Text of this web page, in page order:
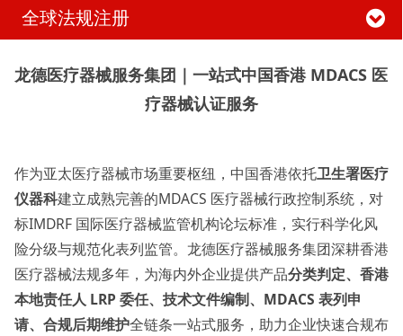
全球法规注册
龙德医疗器械服务集团｜一站式中国香港 MDACS 医
疗器械认证服务
作为亚太医疗器械市场重要枢纽，中国香港依托卫生署医疗
仪器科建立成熟完善的MDACS 医疗器械行政控制系统，对
标IMDRF 国际医疗器械监管机构论坛标准，实行科学化风
险分级与规范化表列监管。龙德医疗器械服务集团深耕香港
医疗器械法规多年，为海内外企业提供产品分类判定、香港
本地责任人 LRP 委任、技术文件编制、MDACS 表列申
请、合规后期维护全链条一站式服务，助力企业快速合规布